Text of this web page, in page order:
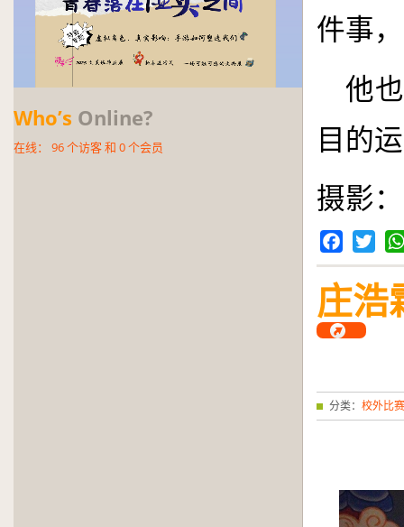
Who’s Online?
在线： 96个访客 和 0个会员
件事
他
目的
摄影
Facebook
Twitter
庄浩
分类： 校外比赛